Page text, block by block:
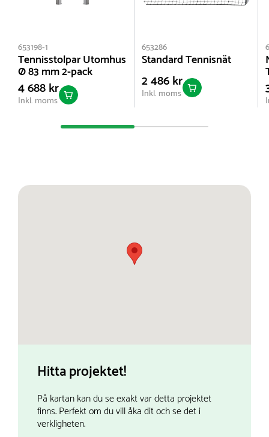
653198-1
Tennisstolpar Utomhus
Ø 83 mm 2-pack
4 688 kr
Inkl. moms
653286
Standard Tennisnät
2 486 kr
Inkl. moms
Hitta projektet!
På kartan kan du se exakt var detta projektet
finns. Perfekt om du vill åka dit och se det i
verkligheten.